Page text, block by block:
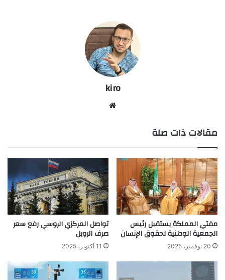
kiro
مقالات ذات صلة
مفتي المملكة يستقبل رئيس
الجمعية الوطنية لحقوق الإنسان
20 نوفمبر، 2025
تواصل المركزي الروسي رفع سعر
صرف الروبل
11 أكتوبر، 2025